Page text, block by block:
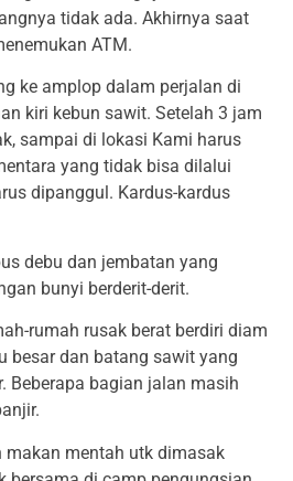
tidak ada. Akhirnya saat
ATM.
ke amplop dalam perjalan di
kiri kebun sawit. Setelah 3 jam
sampai di lokasi Kami harus
yang tidak bisa dilalui
dipanggul. Kardus-kardus
debu dan jembatan yang
bunyi berderit-derit.
rumah rusak berat berdiri diam
besar dan batang sawit yang
Beberapa bagian jalan masih
makan mentah utk dimasak